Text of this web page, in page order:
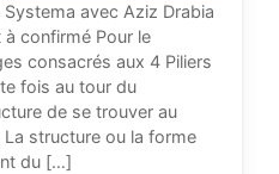
Systema avec Aziz Drabia
confirmé Pour le
consacrés aux 4 Piliers
fois au tour du
de se trouver au
structure ou la forme
du […]